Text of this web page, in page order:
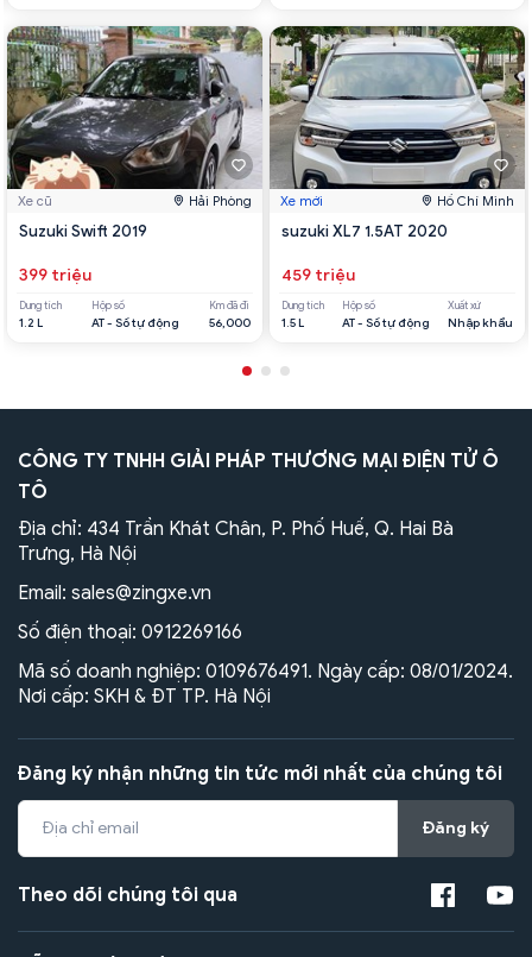
Xe cũ Hải Phòng
Suzuki Swift 2019
399 triệu
Dung tích
1.2 L
Hộp số
AT - Số tự động
Km đã đi
56,000
Xe mới Hồ Chí Minh
suzuki XL7 1.5AT 2020
459 triệu
Dung tích
1.5 L
Hộp số
AT - Số tự động
Xuất xứ
Nhập khẩu
CÔNG TY TNHH GIẢI PHÁP THƯƠNG MẠI ĐIỆN TỬ Ô
TÔ
Địa chỉ: 434 Trần Khát Chân, P. Phố Huế, Q. Hai Bà
Trưng, Hà Nội
Email: sales@zingxe.vn
Số điện thoại: 0912269166
Mã số doanh nghiệp: 0109676491. Ngày cấp: 08/01/2024.
Nơi cấp: SKH & ĐT TP. Hà Nội
Đăng ký nhận những tin tức mới nhất của chúng tôi
Đăng ký
Theo dõi chúng tôi qua